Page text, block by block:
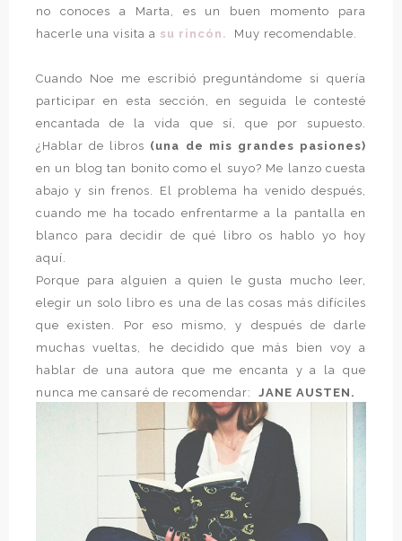
no conoces a Marta, es un buen momento para
hacerle una visita a su rincón. Muy recomendable.
Cuando Noe me escribió preguntándome si quería
participar en esta sección, en seguida le contesté
encantada de la vida que sí, que por supuesto.
¿Hablar de libros (una de mis grandes pasiones)
en un blog tan bonito como el suyo? Me lanzo cuesta
abajo y sin frenos. El problema ha venido después,
cuando me ha tocado enfrentarme a la pantalla en
blanco para decidir de qué libro os hablo yo hoy
aquí.
Porque para alguien a quien le gusta mucho leer,
elegir un solo libro es una de las cosas más difíciles
que existen. Por eso mismo, y después de darle
muchas vueltas, he decidido que más bien voy a
hablar de una autora que me encanta y a la que
nunca me cansaré de recomendar: JANE AUSTEN.